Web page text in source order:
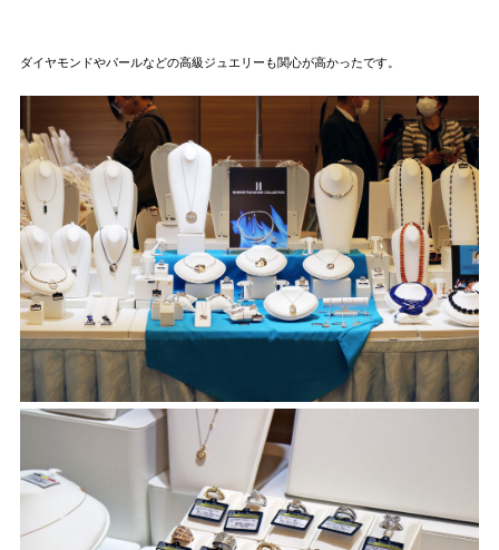
ダイヤモンドやパールなどの高級ジュエリーも関心が高かったです。